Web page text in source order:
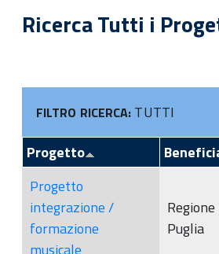
Ricerca Tutti i
FILTRO RICERCA: TUTTI
Progetto
Progetto
integrazione /
formazione
musicale
Regione
Puglia